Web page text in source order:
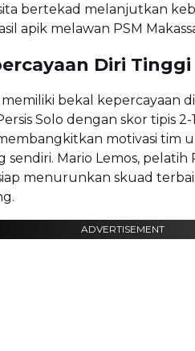
bertekad melanjutkan
apik melawan PSM
Diri Tinggi
memiliki bekal kepercayaan
Solo dengan skor tipis
motivasi tim
sendiri. Mario Lemos, pelatih
menurunkan skuad
ADVERTISEMENT